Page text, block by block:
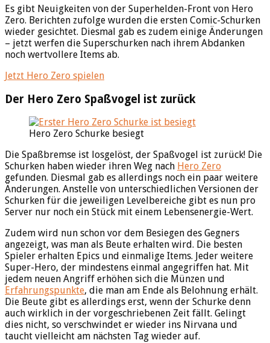
Es gibt Neuigkeiten von der Superhelden-Front von Hero
Zero. Berichten zufolge wurden die ersten Comic-Schurken
wieder gesichtet. Diesmal gab es zudem einige Änderungen
– jetzt werfen die Superschurken nach ihrem Abdanken
noch wertvollere Items ab.
Jetzt Hero Zero spielen
Der Hero Zero Spaßvogel ist zurück
Hero Zero Schurke besiegt
Die Spaßbremse ist losgelöst, der Spaßvogel ist zurück! Die
Schurken haben wieder ihren Weg nach Hero Zero
gefunden. Diesmal gab es allerdings noch ein paar weitere
Änderungen. Anstelle von unterschiedlichen Versionen der
Schurken für die jeweiligen Levelbereiche gibt es nun pro
Server nur noch ein Stück mit einem Lebensenergie-Wert.
Zudem wird nun schon vor dem Besiegen des Gegners
angezeigt, was man als Beute erhalten wird. Die besten
Spieler erhalten Epics und einmalige Items. Jeder weitere
Super-Hero, der mindestens einmal angegriffen hat. Mit
jedem neuen Angriff erhöhen sich die Münzen und
Erfahrungspunkte, die man am Ende als Belohnung erhält.
Die Beute gibt es allerdings erst, wenn der Schurke denn
auch wirklich in der vorgeschriebenen Zeit fällt. Gelingt
dies nicht, so verschwindet er wieder ins Nirvana und
taucht vielleicht am nächsten Tag wieder auf.